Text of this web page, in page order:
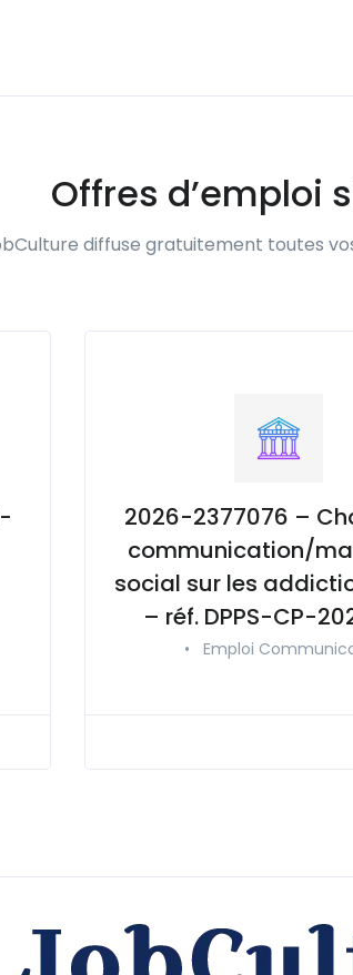
Offres d’emploi
diffuse gratuitement toutes
2026-2377076 –
communication/
social sur les
– réf. DPPS-CP-
• Emploi